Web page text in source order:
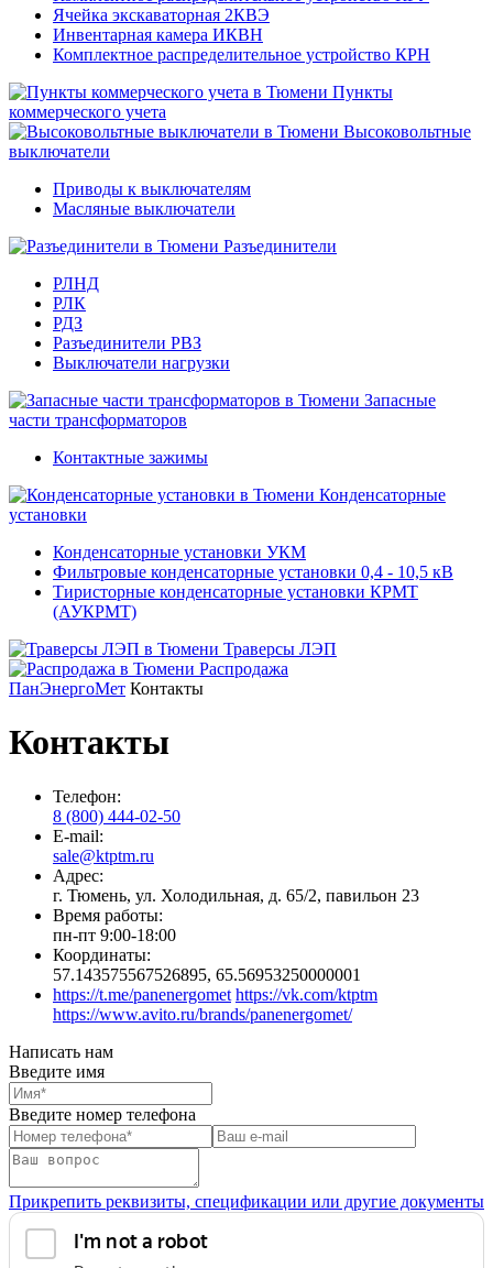
Ячейка экскаваторная 2КВЭ
Инвентарная камера ИКВН
Комплектное распределительное устройство КРН
Пункты
коммерческого учета
Высоковольтные
выключатели
Приводы к выключателям
Масляные выключатели
Разъединители
РЛНД
РЛК
РДЗ
Разъединители РВЗ
Выключатели нагрузки
Запасные
части трансформаторов
Контактные зажимы
Конденсаторные
установки
Конденсаторные установки УКМ
Фильтровые конденсаторные установки 0,4 - 10,5 кВ
Тиристорные конденсаторные установки КРМТ
(АУКРМТ)
Траверсы ЛЭП
Распродажа
ПанЭнергоМет Контакты
Контакты
Телефон:
8 (800) 444-02-50
E-mail:
sale@ktptm.ru
Адрес:
г. Тюмень, ул. Холодильная, д. 65/2, павильон 23
Время работы:
пн-пт 9:00-18:00
Координаты:
57.143575567526895, 65.56953250000001
https://t.me/panenergomet https://vk.com/ktptm
https://www.avito.ru/brands/panenergomet/
Написать нам
Введите имя
Введите номер телефона
Прикрепить реквизиты, спецификации или другие документы